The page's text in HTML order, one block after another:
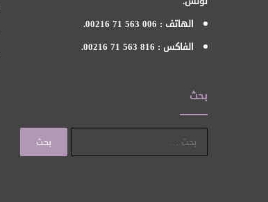
الهاتف : 006 563 71 00216.
الفاكس : 816 563 71 00216.
بحث